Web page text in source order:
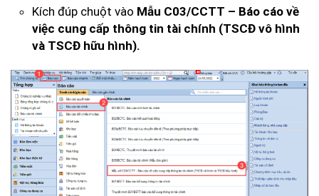
Kích đúp chuột vào Mẫu C03/CCTT – Báo cáo về
việc cung cấp thông tin tài chính (TSCĐ vô hình
và TSCĐ hữu hình).